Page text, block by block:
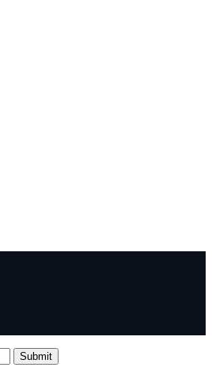
Submit